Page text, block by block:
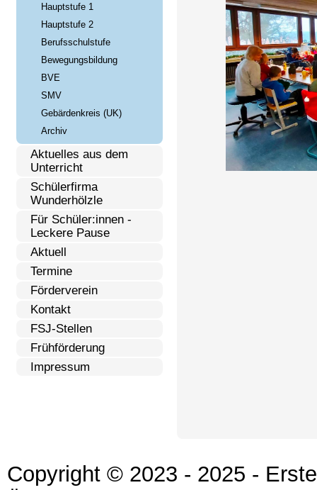
Hauptstufe 1
Hauptstufe 2
Berufsschulstufe
Bewegungsbildung
BVE
SMV
Gebärdenkreis (UK)
Archiv
Aktuelles aus dem
Unterricht
Schülerfirma
Wunderhölzle
Für Schüler:innen -
Leckere Pause
Aktuell
Termine
Förderverein
Kontakt
FSJ-Stellen
Frühförderung
Impressum
Copyright © 2023 - 2025 -